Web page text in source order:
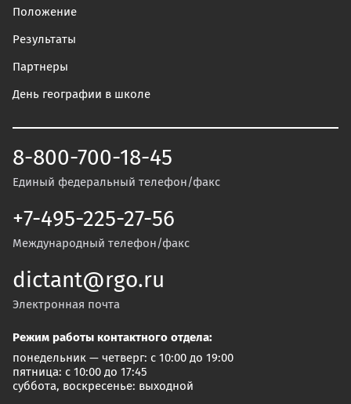
Положение
Результаты
Партнеры
День географии в школе
8-800-700-18-45
Единый федеральный телефон/факс
+7-495-225-27-56
Международный телефон/факс
dictant@rgo.ru
Электронная почта
Режим работы контактного отдела:
понедельник — четверг: с 10:00 до 19:00
пятница: с 10:00 до 17:45
суббота, воскресенье: выходной